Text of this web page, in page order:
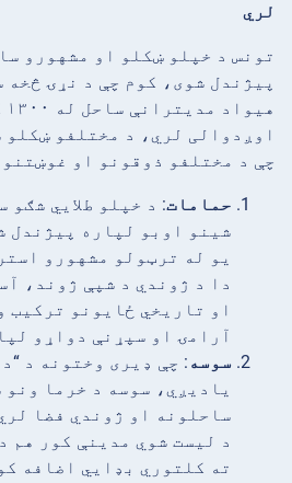
لري
تونس د خپلو ښکلو او مشهورو
پیژندل شوی، کوم چې د نړۍ څخه
اوږدوالی لري، د مختلفو
چې د مختلفو ذوقونو او
حمامات: د خپلو طلایي شګو
شینو اوبو لپاره پیژندل
یو له ترټولو مشهورو
دا د ژوندي د شپې ژوند،
او تاریخي ځایونو ترکیب
آرامۍ او سپړنې دواړو
سوسه : چې ډیری وختونه د
یادیږي، سوسه د خرما
ساحلونه او ژوندي فضا
د لیست شوي مدینې کور هم
ته کلتوري بډایي اضافه